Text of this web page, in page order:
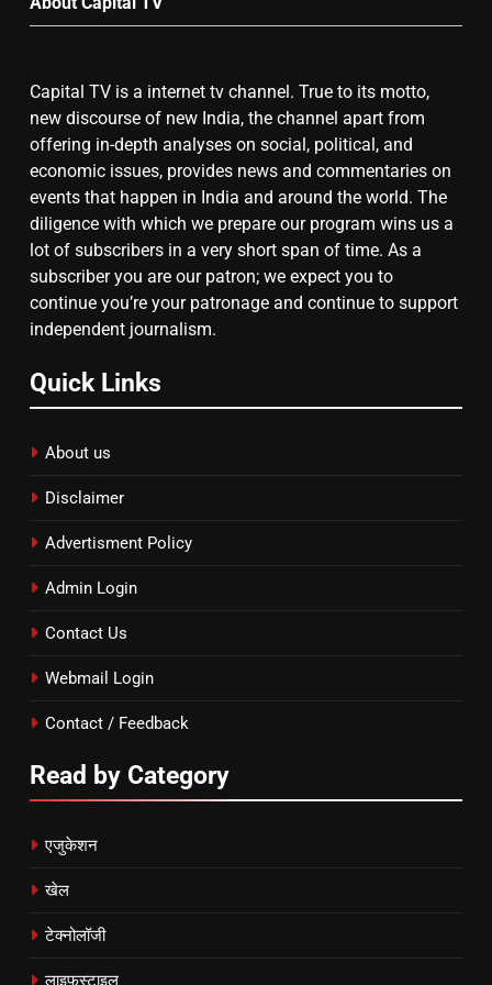
8
चुनाव से पहले लालू परिवार पर बड़ा झटका,
दिल्ली कोर्ट ने IRCTC घोटाले में आरोप
तय किए
Capital TV is a internet tv channel. True to its motto,
new discourse of new India, the channel apart from
offering in-depth analyses on social, political, and
economic issues, provides news and commentaries on
events that happen in India and around the world. The
diligence with which we prepare our program wins us a
lot of subscribers in a very short span of time. As a
subscriber you are our patron; we expect you to
continue you’re your patronage and continue to support
independent journalism.
Quick Links
About us
Disclaimer
Advertisment Policy
Admin Login
Contact Us
Webmail Login
Contact / Feedback
Read by Category
एजुकेशन
खेल
टेक्नोलॉजी
लाइफस्टाइल